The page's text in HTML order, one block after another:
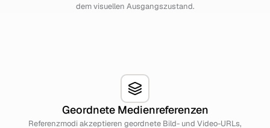
dem visuellen Ausgangszustand.
Geordnete Medienreferenzen
Referenzmodi akzeptieren geordnete Bild- und Video-URLs,